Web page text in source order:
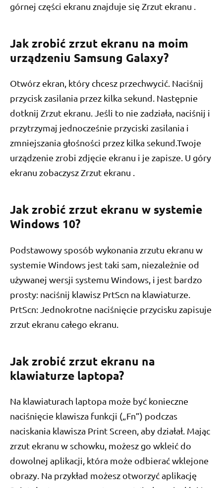
górnej części ekranu znajduje się Zrzut ekranu .
Jak zrobić zrzut ekranu na moim
urządzeniu Samsung Galaxy?
Otwórz ekran, który chcesz przechwycić. Naciśnij
przycisk zasilania przez kilka sekund. Następnie
dotknij Zrzut ekranu. Jeśli to nie zadziała, naciśnij i
przytrzymaj jednocześnie przyciski zasilania i
zmniejszania głośności przez kilka sekund.Twoje
urządzenie zrobi zdjęcie ekranu i je zapisze. U góry
ekranu zobaczysz Zrzut ekranu .
Jak zrobić zrzut ekranu w systemie
Windows 10?
Podstawowy sposób wykonania zrzutu ekranu w
systemie Windows jest taki sam, niezależnie od
używanej wersji systemu Windows, i jest bardzo
prosty: naciśnij klawisz PrtScn na klawiaturze.
PrtScn: Jednokrotne naciśnięcie przycisku zapisuje
zrzut ekranu całego ekranu.
Jak zrobić zrzut ekranu na
klawiaturze laptopa?
Na klawiaturach laptopa może być konieczne
naciśnięcie klawisza funkcji („Fn”) podczas
naciskania klawisza Print Screen, aby działał. Mając
zrzut ekranu w schowku, możesz go wkleić do
dowolnej aplikacji, która może odbierać wklejone
obrazy. Na przykład możesz otworzyć aplikację